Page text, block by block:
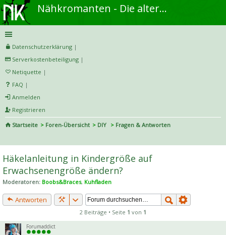
Nähkromanten - Die alternative Näh- und DIY-Community
Datenschutzerklärung |
Serverkostenbeteiligung |
Netiquette |
FAQ |
Anmelden
Registrieren
Startseite
Foren-Übersicht DIY
Fragen & Antworten
he
Häkelanleitung in Kindergröße auf
Erwachsenengröße ändern?
Moderatoren: Boobs&Braces, Kuhfladen
Antworten
2 Beiträge • Seite 1 von 1
Forumaddict